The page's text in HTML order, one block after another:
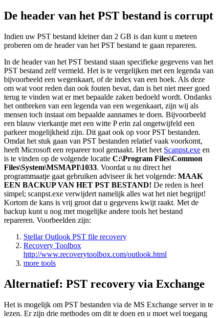
De header van het PST bestand is corrupt
Indien uw PST bestand kleiner dan 2 GB is dan kunt u meteen
proberen om de header van het PST bestand te gaan repareren.
In de header van het PST bestand staan specifieke gegevens van het
PST bestand zelf vermeld. Het is te vergelijken met een legenda van
bijvoorbeeld een wegenkaart, of de index van een boek. Als deze
om wat voor reden dan ook fouten bevat, dan is het niet meer goed
terug te vinden wat er met bepaalde zaken bedoeld wordt. Ondanks
het ontbreken van een legenda van een wegenkaart, zijn wij als
mensen toch instaat om bepaalde aannames te doen. Bijvoorbeeld
een blauw vierkantje met een witte P erin zal ongetwijfeld een
parkeer mogelijkheid zijn. Dit gaat ook op voor PST bestanden.
Omdat het stuk gaan van PST bestanden relatief vaak voorkomt,
heeft Microsoft een repareer tool gemaakt. Het heet Scanpst.exe en
is te vinden op de volgende locatie C:\Program Files\Common
Files\System\MSMAPI\1033. Voordat u nu direct het
programmaatje gaat gebruiken adviseer ik het volgende: MAAK
EEN BACKUP VAN HET PST BESTAND! De reden is heel
simpel; scanpst.exe verwijdert namelijk alles wat het niet begrijpt!
Kortom de kans is vrij groot dat u gegevens kwijt raakt. Met de
backup kunt u nog met mogelijke andere tools het bestand
repareren. Voorbeelden zijn:
Stellar Outlook PST file recovery
Recovery Toolbox
http://www.recoverytoolbox.com/outlook.html
more tools
Alternatief: PST recovery via Exchange
Het is mogelijk om PST bestanden via de MS Exchange server in te
lezen. Er zijn drie methodes om dit te doen en u moet wel toegang